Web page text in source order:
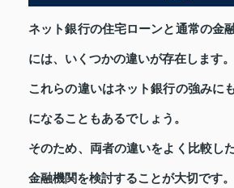
ネット銀行の住宅ローンと通常の金
には、いくつかの違いが存在します。
これらの違いはネット銀行の強みに
になることもあるでしょう。
そのため、両者の違いをよく比較し
金融機関を検討することが大切です。